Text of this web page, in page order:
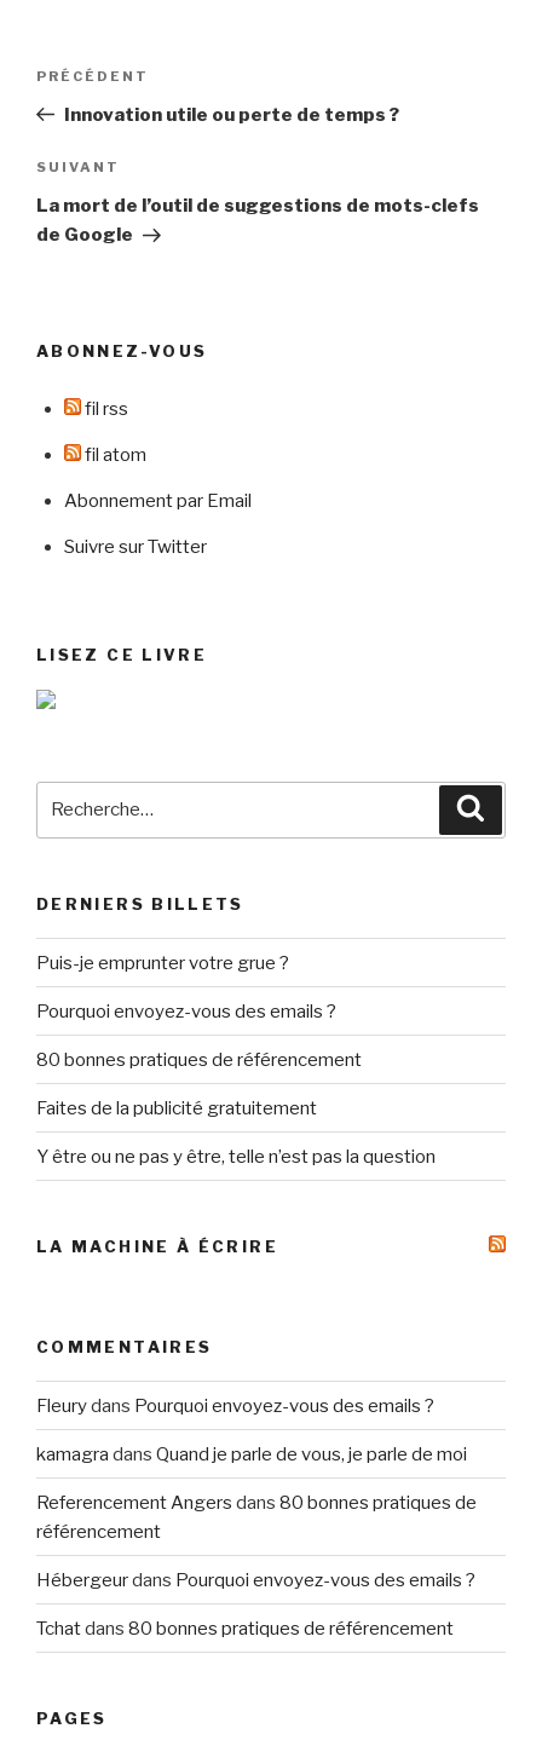
Navigation
l’article
Article
précédent
PRÉCÉDENT
Innovation utile ou perte de temps ?
Article
suivant
SUIVANT
La mort de l’outil de suggestions de mots-clefs
de Google
ABONNEZ-VOUS
fil rss
fil atom
Abonnement par Email
Suivre sur Twitter
LISEZ CE LIVRE
DERNIERS BILLETS
Puis-je emprunter votre grue ?
Pourquoi envoyez-vous des emails ?
80 bonnes pratiques de référencement
Faites de la publicité gratuitement
Y être ou ne pas y être, telle n’est pas la question
LA MACHINE À ÉCRIRE
COMMENTAIRES
Fleurydans Pourquoi envoyez-vous des emails ?
kamagra dans Quand je parle de vous, je parle de moi
Referencement Angers dans 80 bonnes pratiques de
référencement
Hébergeurdans Pourquoi envoyez-vous des emails ?
Tchatdans 80 bonnes pratiques de référencement
PAGES